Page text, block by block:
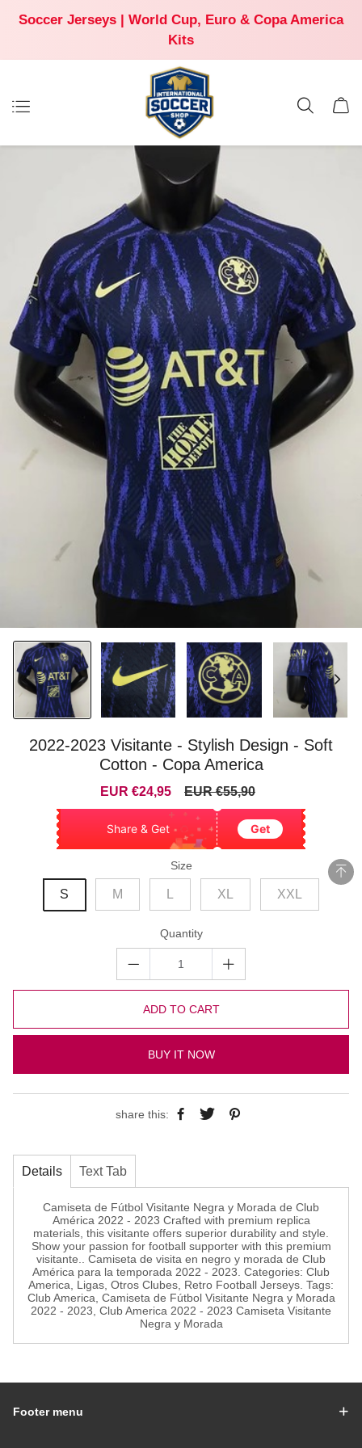
Soccer Jerseys | World Cup, Euro & Copa America
Kits
2022-2023 Visitante - Stylish Design - Soft
Cotton - Copa America
Sale
EUR €24,95
Regular
EUR €55,90
Share & Get Get
Size
S M XL XXL
Quantity
ADD TO CART
BUY IT NOW
share this:
Details Text Tab
Camiseta de Fútbol Visitante Negra y Morada de Club
América 2022 - 2023 Crafted with premium replica
materials, this visitante offers superior durability and style.
Show your passion for football supporter with this premium
visitante.. Camiseta de visita en negro y morada de Club
América para la temporada 2022 - 2023. Categories: Club
America, Ligas, Otros Clubes, Retro Football Jerseys. Tags:
Club America, Camiseta de Fútbol Visitante Negra y Morada
2022 - 2023, Club America 2022 - 2023 Camiseta Visitante
Negra y Morada
Footer menu